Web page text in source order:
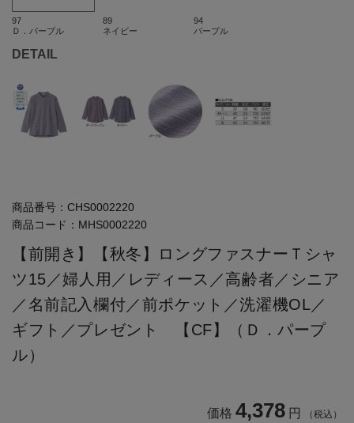
97
Ｄ．パープル
89
ネイビー
94
パープル
DETAIL
商品番号： CHS0002220
商品コード： MHS0002220
【前開き】【秋冬】ロングファスナーＴシャ
ツ15／婦人用／レディース／高齢者／シニア
／名前記入欄付／前ポケット／洗濯機OL／
ギフト／プレゼント 【CF】（Ｄ．パープ
ル）
価格 4,378 円 （税込）